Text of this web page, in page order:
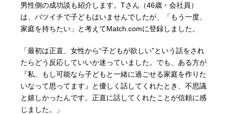
男性側の成功談も紹介します。Tさん（46歳・会社員）
は、バツイチで子どもはいませんでしたが、「もう一度、
家庭を持ちたい」と考えてMatch.comに登録しました。
「最初は正直、女性から“子どもが欲しい”という話をされ
たらどう反応していいか迷っていました。でも、ある方が
『私、もし可能なら子どもと一緒に過ごせる家庭を作りた
いなって思ってます』と優しく話してくれたとき、不思議
と嬉しかったんです。正直に話してくれたことが信頼に感
じました。」